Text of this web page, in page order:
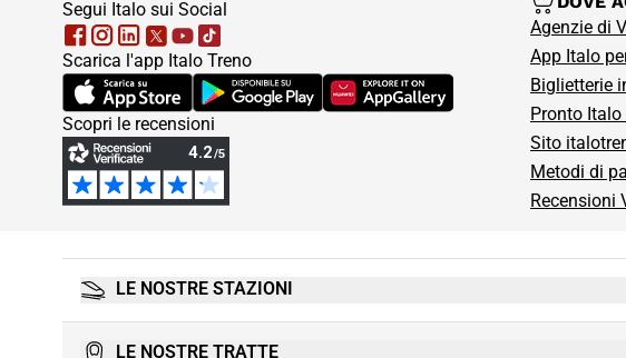
Segui Italo sui Social
Scarica l'app Italo Treno
(Si apre in una nuova scheda)(Si apre in una nuova scheda)(Si apre in una nuova scheda)
Scopri le recensioni
Agenzie di
App Italo
Biglietterie
Pronto
Sito
Metodi di
Recensioni
LE NOSTRE STAZIONI
LE NOSTRE TRATTE